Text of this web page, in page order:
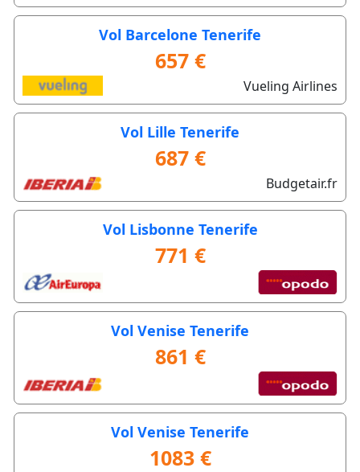
Vol Barcelone Tenerife
657 €
Vueling Airlines
Vol Lille Tenerife
687 €
Budgetair.fr
Vol Lisbonne Tenerife
771 €
Vol Venise Tenerife
861 €
Vol Venise Tenerife
1083 €